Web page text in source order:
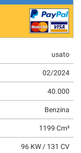
usato
02/2024
40.000
Benzina
1199 Cm³
96 KW / 131 CV